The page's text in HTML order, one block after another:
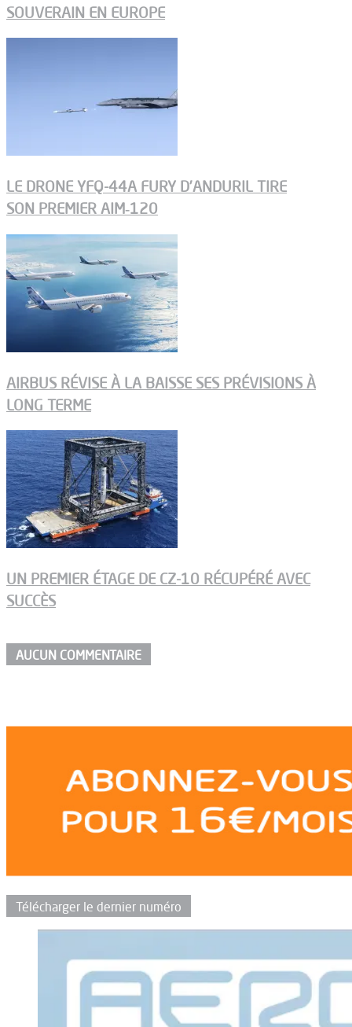
SOUVERAIN EN EUROPE
LE DRONE YFQ-44A FURY D’ANDURIL TIRE
SON PREMIER AIM‑120
AIRBUS RÉVISE À LA BAISSE SES PRÉVISIONS À
LONG TERME
UN PREMIER ÉTAGE DE CZ-10 RÉCUPÉRÉ AVEC
SUCCÈS
AUCUN COMMENTAIRE
Télécharger le dernier numéro